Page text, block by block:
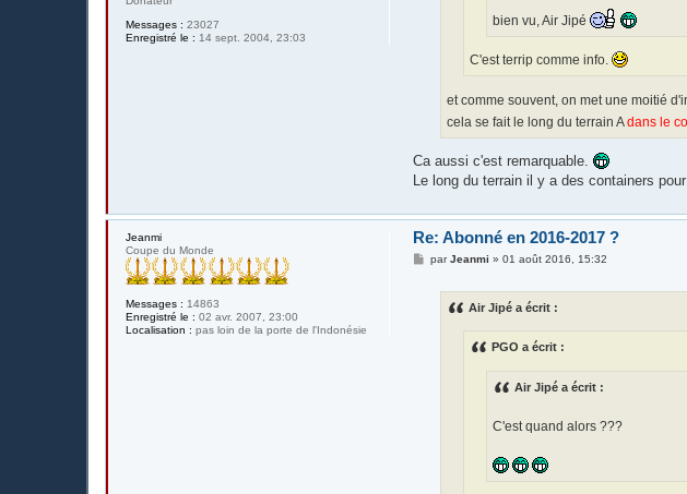
Messages : 23027
Enregistré le : 14 sept. 2004, 23:03
bien vu, Air Jipé
C'est terrip comme info.
et comme souvent, on met une moitié
cela se fait le long du terrain Adans le
Ca aussi c'est remarquable.
Le long du terrain il y a des containers
Jeanmi
Coupe du Monde
Messages : 14863
Enregistré le : 02 avr. 2007, 23:00
Localisation : pas loin de la porte de l'Indonésie
Re: Abonné en 2016-2017 ?
MparJeanmi »01 août 2016, 15:32
Air Jipé a écrit :
PGO a écrit :
Air Jipé a écrit :
C'est quand alors ???